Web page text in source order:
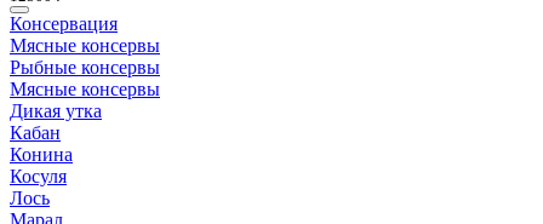
Консервация
Мясные консервы
Рыбные консервы
Мясные консервы
Дикая утка
Кабан
Конина
Косуля
Лось
Марал